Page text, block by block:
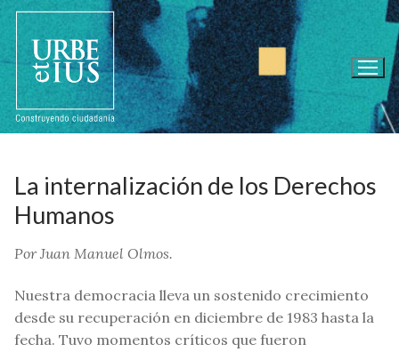
Ir
contenido
La internalización de los Derechos
Humanos
Por Juan Manuel Olmos.
Nuestra democracia lleva un sostenido crecimiento
desde su recuperación en diciembre de 1983 hasta la
fecha. Tuvo momentos críticos que fueron